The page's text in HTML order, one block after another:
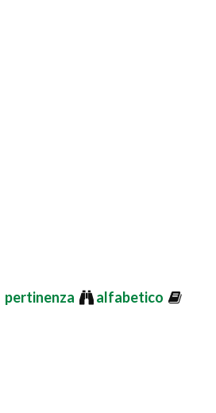
pertinenza
alfabetico